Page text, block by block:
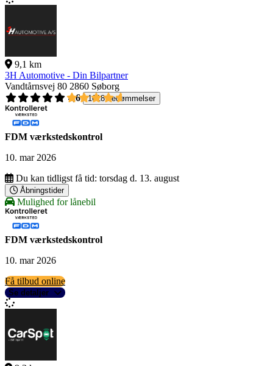
9,1 km
3H Automotive - Din Bilpartner
Vandtårnsvej 80 2860 Søborg
4,6
1618 bedømmelser
FDM værkstedskontrol
10. mar 2026
Du kan tidligst få tid: torsdag d. 13. august
Åbningstider
Mulighed for lånebil
FDM værkstedskontrol
10. mar 2026
Få tilbud online
Se detaljer